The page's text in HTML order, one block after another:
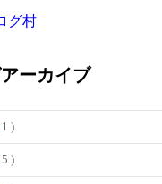
グ村
ーカイブ
1 )
5 )